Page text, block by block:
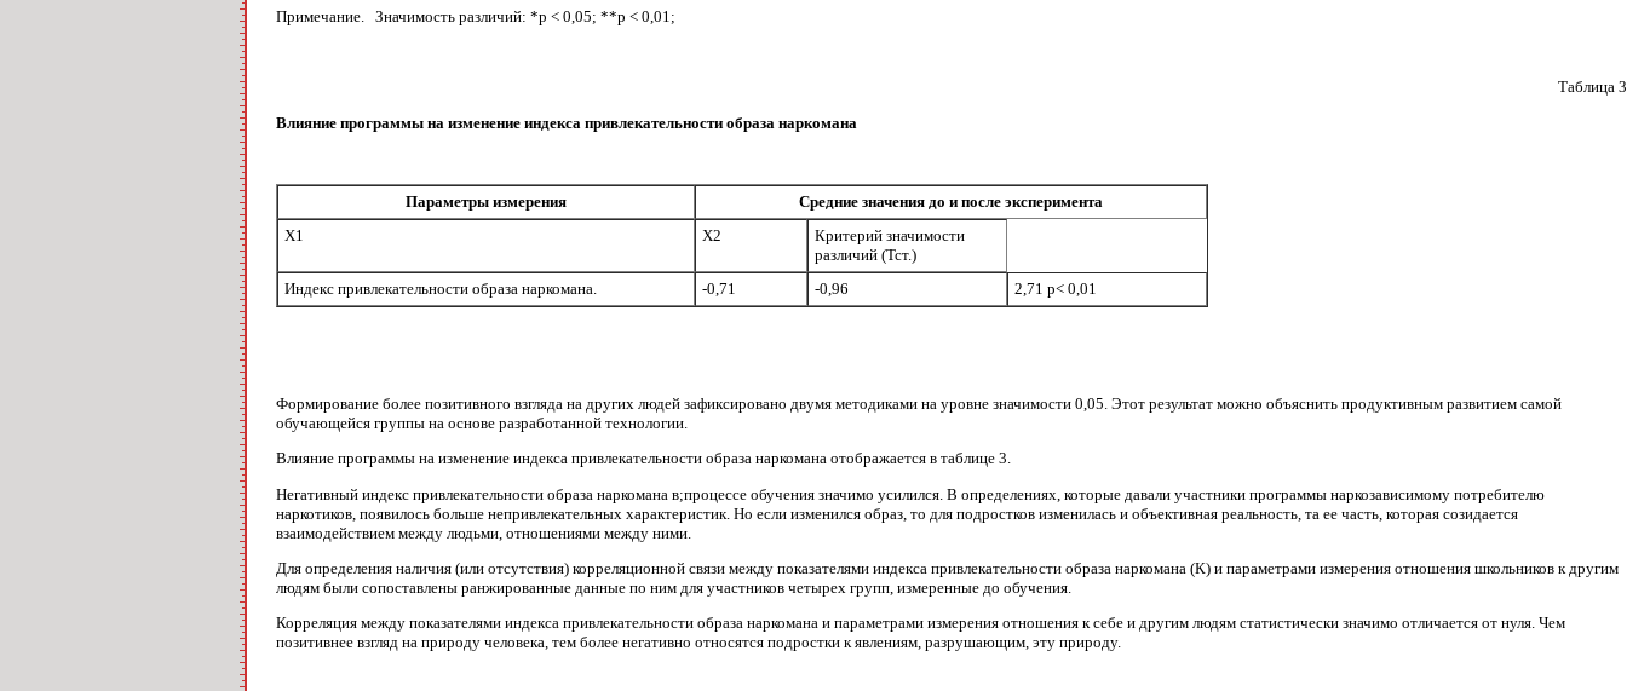
Примечание. Значимость различий: *р < 0,05; **р < 0,01;
Таблица 3
Влияние программы на изменение индекса привлекательности образа наркомана
Параметры измерения
Средние значения до и после эксперимента
X1
Х2
Критерий значимости
различий (Тст.)
Индекс привлекательности образа наркомана.
-0,71 -0,96 2,71 р< 0,01
Формирование более позитивного взгляда на других людей зафиксировано двумя методи­ками на уровне значимости 0,05. Этот результат можно объяснить продуктивным развитием са­мой
обучающейся группы на основе разработан­ной технологии.
Влияние программы на изменение индекса привлекательности образа наркомана отобра­жается в таблице 3.
Негативный индекс привлекательности об­раза наркомана в;процессе обучения значимо усилился. В определениях, которые давали участники программы наркозависимому потре­бителю
наркотиков, появилось больше непри­влекательных характеристик. Но если изме­нился образ, то для подростков изменилась и объективная реальность, та ее часть, которая созидается
взаимодействием между людьми, отношениями между ними.
Для определения наличия (или отсутствия) корреляционной связи между показателями индекса привлекательности образа наркомана (К) и параметрами измерения отношения школьников к другим
людям были сопоставле­ны ранжированные данные по ним для участни­ков четырех групп, измеренные до обучения.
Корреляция между показателями индекса привлекательности образа наркомана и параметрами измерения отношения к себе и другим людям статистически значимо отличается от нуля. Чем
позитивнее взгляд на природу чело­века, тем более негативно относятся подростки к явлениям, разрушающим, эту природу.